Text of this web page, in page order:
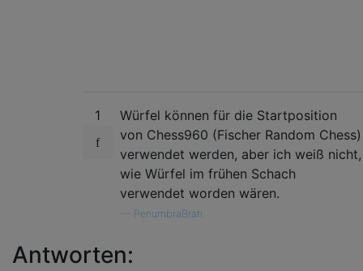
1
Würfel können für die Startposition
von Chess960 (Fischer Random Chess)
verwendet werden, aber ich weiß nicht,
wie Würfel im frühen Schach
verwendet worden wären.
PenumbraBrah
Antworten: